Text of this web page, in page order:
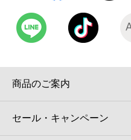
モバイルバッテリーシェアリ
モバイルWi-Fiバッテリーシェ
荷物預かりサービス「
パウダースペース ラブン（店
商品のご案内
セール・キャンペーン